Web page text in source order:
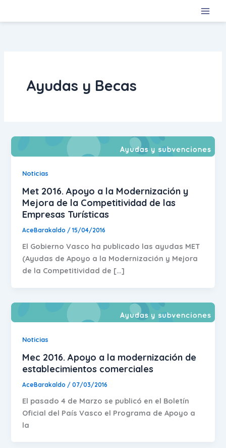
Ayudas y Becas
Noticias
Met 2016. Apoyo a la Modernización y
Mejora de la Competitividad de las
Empresas Turísticas
AceBarakaldo /15/04/2016
El Gobierno Vasco ha publicado las ayudas MET
(Ayudas de Apoyo a la Modernización y Mejora
de la Competitividad de […]
Noticias
Mec 2016. Apoyo a la modernización de
establecimientos comerciales
AceBarakaldo /07/03/2016
El pasado 4 de Marzo se publicó en el Boletín
Oficial del País Vasco el Programa de Apoyo a
la